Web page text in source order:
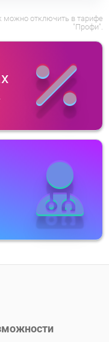
можно отключить в тарифе
"Профи".